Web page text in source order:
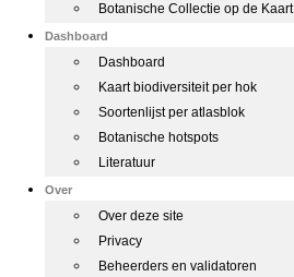
Botanische Collectie op de Kaart
Dashboard
Dashboard
Kaart biodiversiteit per hok
Soortenlijst per atlasblok
Botanische hotspots
Literatuur
Over
Over deze site
Privacy
Beheerders en validatoren